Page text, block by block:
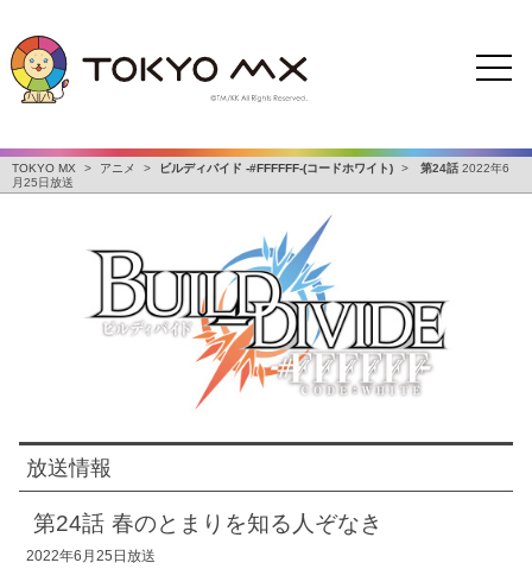
TOKYO MX > アニメ > ビルディバイド -#FFFFFF-(コードホワイト) > 第24話 2022年6
月25日放送
放送情報
第24話 春のとまりを知る人ぞなき
2022年6月25日放送